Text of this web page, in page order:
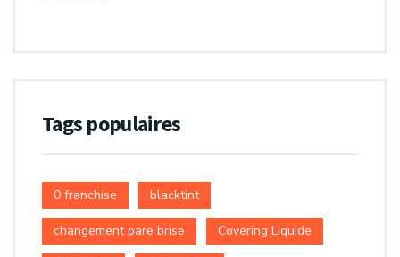
Tags populaires
0 franchise blacktint
changement pare brise Covering Liquide